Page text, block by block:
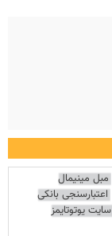
مبل مینیمال
اعتبارسنجی بانکی
سایت یوتوتایمز